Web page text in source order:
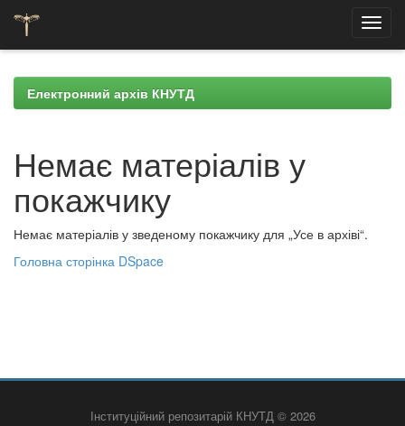
navigationЕлектронний архів КНУТД
Немає матеріалів у
покажчику
Немає матеріалів у зведеному покажчику для „Усе в архіві“.
Головна сторінка DSpace
Інституційний репозитарій КНУТД © 2026